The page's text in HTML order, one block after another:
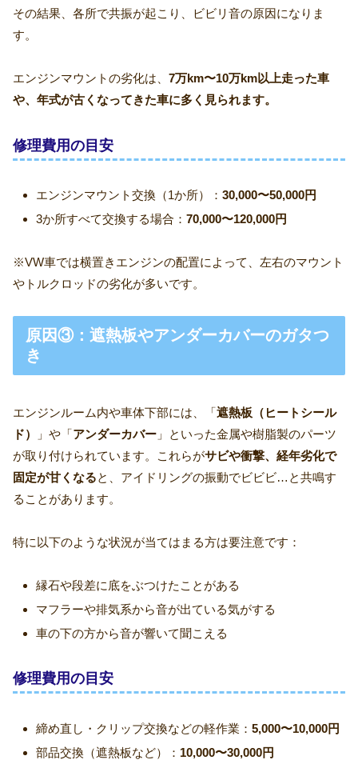
その結果、各所で共振が起こり、ビビリ音の原因になりま
す。
エンジンマウントの劣化は、 7万km〜10万km以上走った車
や、年式が古くなってきた車に多く見られます。
修理費用の目安
エンジンマウント交換（1か所）： 30,000〜50,000円
3か所すべて交換する場合： 70,000〜120,000円
※VW車では横置きエンジンの配置によって、左右のマウント
やトルクロッドの劣化が多いです。
原因③：遮熱板やアンダーカバーのガタつ
き
エンジンルーム内や車体下部には、「遮熱板（ヒートシール
ド）
」や「アンダーカバー 」といった金属や樹脂製のパーツ
が取り付けられています。これらがサビや衝撃、経年劣化で
固定が甘くなると、アイドリングの振動でビビビ…と共鳴す
ることがあります。
特に以下のような状況が当てはまる方は要注意です：
縁石や段差に底をぶつけたことがある
マフラーや排気系から音が出ている気がする
車の下の方から音が響いて聞こえる
修理費用の目安
締め直し・クリップ交換などの軽作業： 5,000〜10,000円
部品交換（遮熱板など）： 10,000〜30,000円